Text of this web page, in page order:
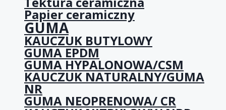
Papier ceramiczny
GUMA
KAUCZUK BUTYLOWY
GUMA EPDM
GUMA HYPALONOWA/CSM
KAUCZUK NATURALNY/GUMA
NR
GUMA NEOPRENOWA/ CR